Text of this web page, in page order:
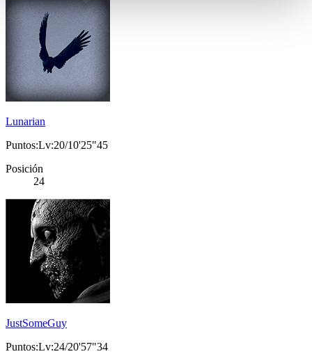
Lunarian
Puntos:Lv:20/10'25"45
Posición
24
JustSomeGuy
Puntos:Lv:24/20'57"34